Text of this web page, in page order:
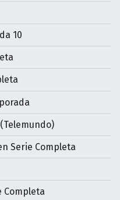
10
Serie Completa
Completa